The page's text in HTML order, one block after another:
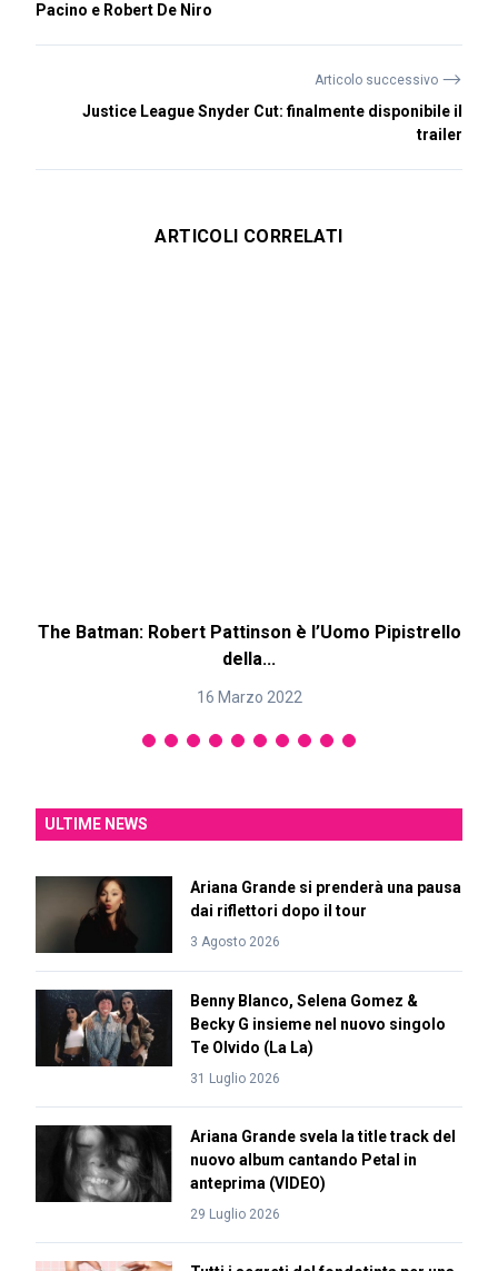
Pacino e Robert De Niro
Articolo successivo ⟶
Justice League Snyder Cut: finalmente disponibile il
trailer
ARTICOLI CORRELATI
The Batman: Robert Pattinson è l’Uomo Pipistrello
della...
16 Marzo 2022
ULTIME NEWS
Ariana Grande si prenderà una pausa
dai riflettori dopo il tour
3 Agosto 2026
Benny Blanco, Selena Gomez &
Becky G insieme nel nuovo singolo
Te Olvido (La La)
31 Luglio 2026
Ariana Grande svela la title track del
nuovo album cantando Petal in
anteprima (VIDEO)
29 Luglio 2026